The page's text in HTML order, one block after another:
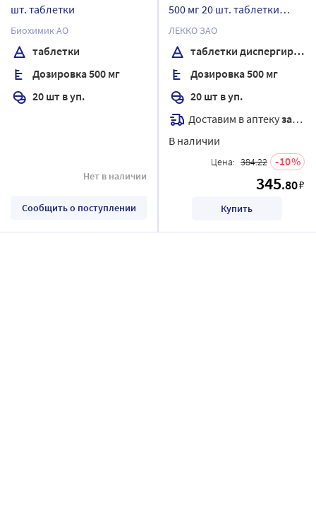
шт. таблетки
Биохимик АО
таблетки
Дозировка 500 мг
20 шт в уп.
Нет в наличии
Сообщить о поступлении
500 мг 20 шт. таблетки
диспергируемые
ЛЕККО ЗАО
таблетки диспергируемые
Дозировка 500 мг
20 шт в уп.
Доставим в аптекузавтра
В наличии
Цена: 384.22 10
345.80₽
Купить